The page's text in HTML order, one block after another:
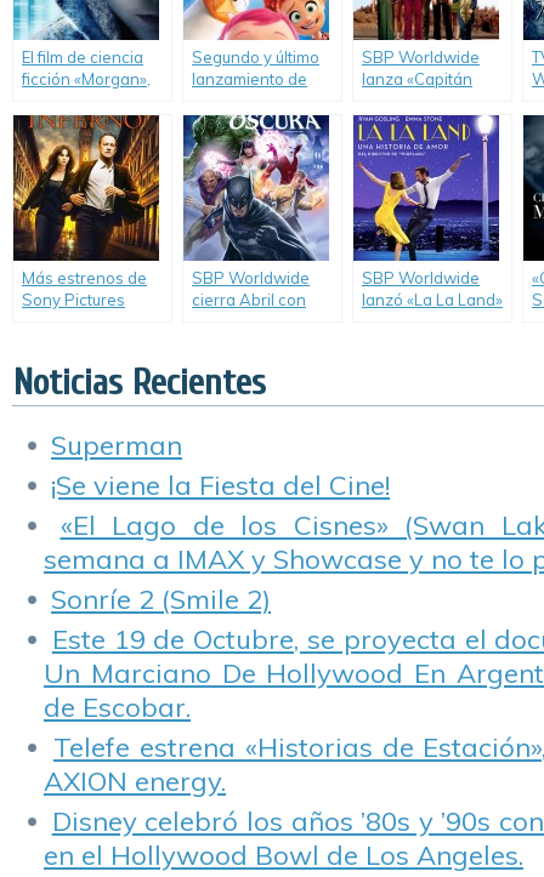
El film de ciencia
ficción «Morgan»,
video.
Segundo y último
lanzamiento de
Worldwide.
SBP Worldwide
lanza «Capitán
DVD.
Más estrenos de
Sony Pictures
SBP Worldwide
cierra Abril con
SBP Worldwide
lanzó «La La Land»
Noticias Recientes
Superman
¡Se viene la Fiesta del Cine!
«El Lago de los Cisnes» (Swan
semana a IMAX y Showcase y no te lo
Sonríe 2 (Smile 2)
Este 19 de Octubre, se proyecta el
Un Marciano De Hollywood En
de Escobar.
Telefe estrena «Historias de
AXION energy.
Disney celebró los años ’80s y ’90s
en el Hollywood Bowl de Los Angeles.